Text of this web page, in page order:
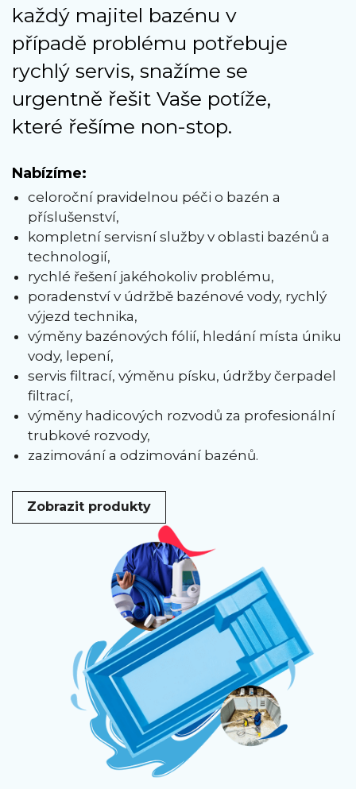
každý majitel bazénu v
případě problému potřebuje
rychlý servis, snažíme se
urgentně řešit Vaše potíže,
které řešíme non-stop.
Nabízíme:
celoroční pravidelnou péči o bazén a
příslušenství,
kompletní servisní služby v oblasti bazénů a
technologií,
rychlé řešení jakéhokoliv problému,
poradenství v údržbě bazénové vody, rychlý
výjezd technika,
výměny bazénových fólií, hledání místa úniku
vody, lepení,
servis filtrací, výměnu písku, údržby čerpadel
filtrací,
výměny hadicových rozvodů za profesionální
trubkové rozvody,
zazimování a odzimování bazénů.
Zobrazit produkty